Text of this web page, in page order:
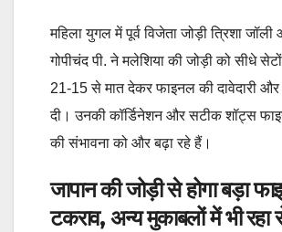
महिला युगल में पूर्व विजेता जोड़ी त्रिशा जॉली
गोपीचंद पी. ने मलेशिया की जोड़ी को सीधे
21-15 से मात देकर फाइनल की दावेदारी
दी। उनकी कॉर्डिनेशन और सटीक शॉट्स
की संभावना को और बढ़ा रहे हैं।
जापान की जोड़ी से होगा बड़ा
टकराव, अन्य मुकाबलों में भी रहा